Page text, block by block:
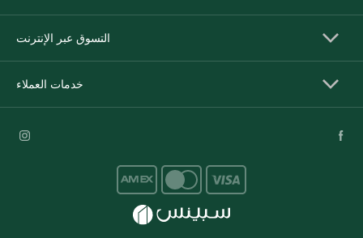
التسوق عبر الإنترنت
خدمات العملاء